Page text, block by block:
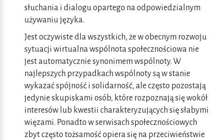
słuchania i dialogu opartego na odpowiedzialnym
używaniu języka.
Jest oczywiste dla wszystkich, że w obecnym rozwoju
sytuacji wirtualna wspólnota społecznościowa nie
jest automatycznie synonimem wspólnoty. W
najlepszych przypadkach wspólnoty są w stanie
wykazać spójność i solidarność, ale często pozostają
jedynie skupiskami osób, które rozpoznają się wokół
interesów lub kwestii charakteryzujących się słabymi
więzami. Ponadto w serwisach społecznościowych
zbyt często tożsamość opiera się na przeciwieństwie